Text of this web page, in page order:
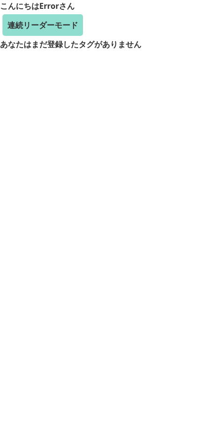
こんにちはErrorさん
連続リーダーモード
あなたはまだ登録したタグがありません